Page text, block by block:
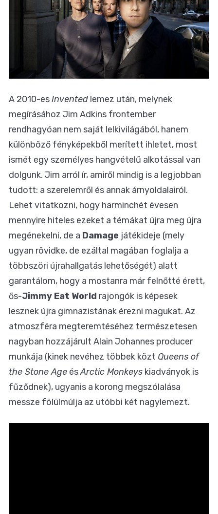
A 2010-esInvented lemez után, melynek
megírásához Jim Adkins frontember
rendhagyóan nem saját lelkivilágából, hanem
különböző fényképekből merített ihletet, most
ismét egy személyes hangvételű alkotással van
dolgunk. Jim arról ír, amiről mindig is a legjobban
tudott: a szerelemről és annak árnyoldalairól.
Lehet vitatkozni, hogy harminchét évesen
mennyire hiteles ezeket a témákat újra meg újra
megénekelni, de a Damage játékideje (mely
ugyan rövidke, de ezáltal magában foglalja a
többszöri újrahallgatás lehetőségét) alatt
garantálom, hogy a mostanra már felnőtté érett,
ős-Jimmy Eat World rajongók is képesek
lesznek újra gimnazistának érezni magukat. Az
atmoszféra megteremtéséhez természetesen
nagyban hozzájárult Alain Johannes producer
munkája (kinek nevéhez többek közt Queens of
the Stone Age ésArctic Monkeys kiadványok is
fűződnek), ugyanis a korong megszólalása
messze fölülmúlja az utóbbi két nagylemezt.